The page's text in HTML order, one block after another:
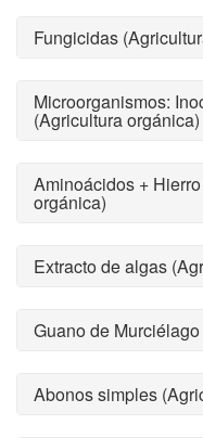
Fungicidas
Microorganismos:
(Agricultura orgánica)
Aminoácidos +
orgánica)
Extracto de algas
Guano de
Abonos simples